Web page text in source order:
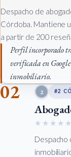
Despacho de
Córdoba. Mantiene
a partir de 200
Perfil incorporado
verificada en
inmobiliario.
02 2 #2
★★★★★
Despacho